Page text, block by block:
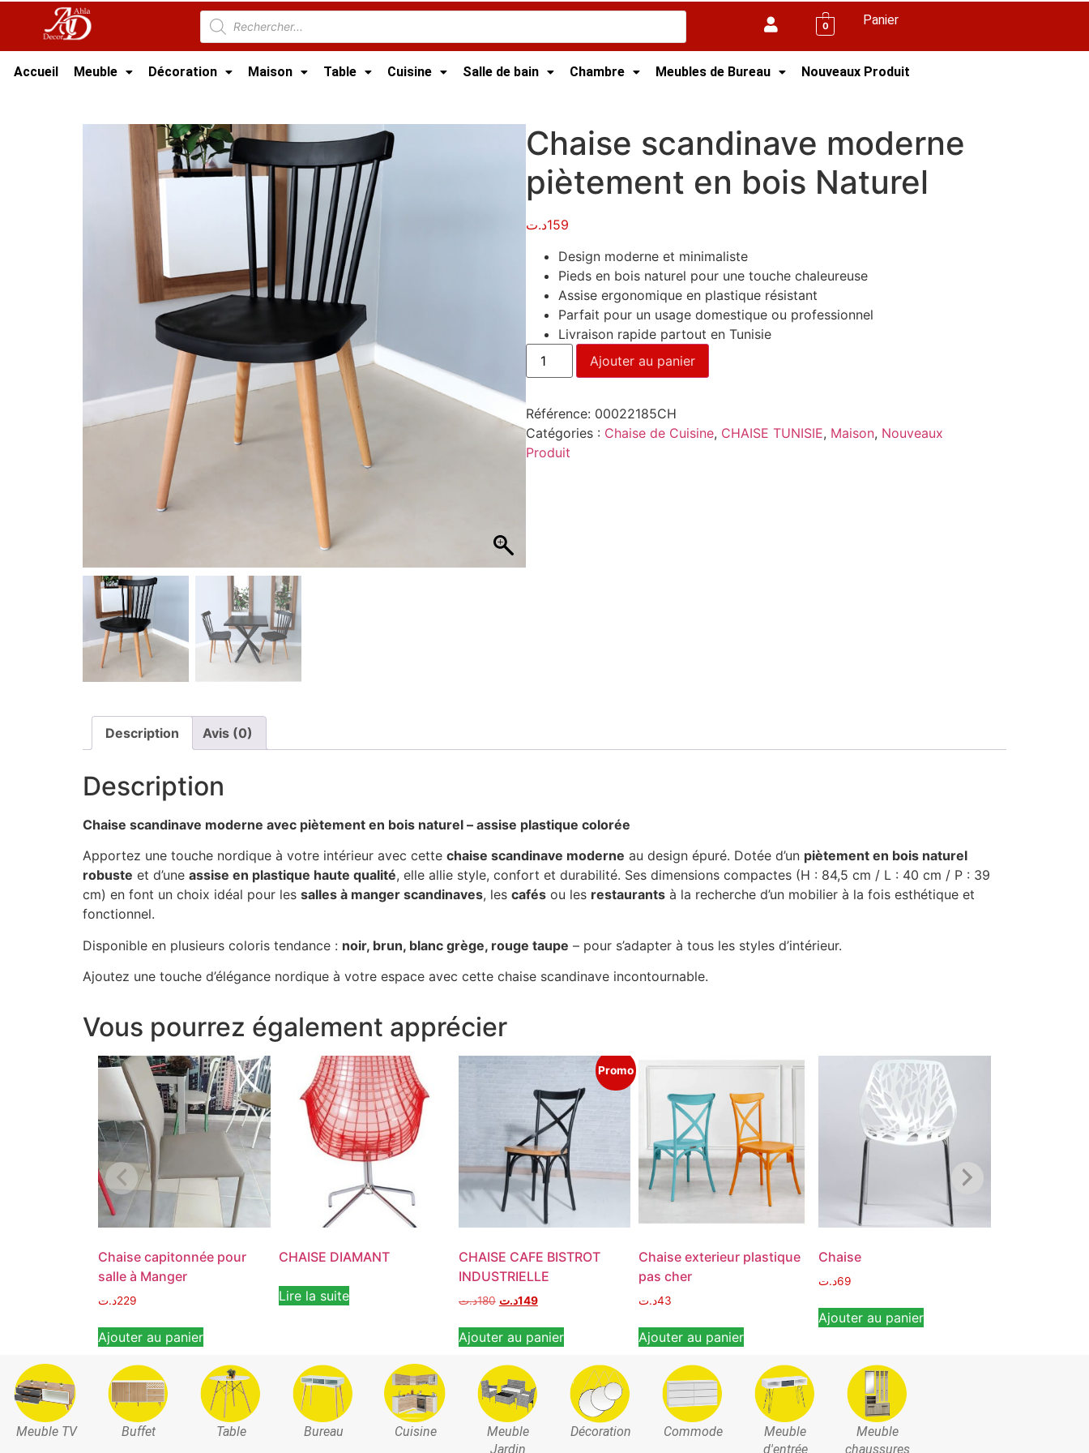
0 Panier
Accueil Meuble Décoration Maison Table Cuisine Salle de bain Chambre Meubles de Bureau Nouveaux Produit
Chaise scandinave moderne
piètement en bois Naturel
159د.ت
Design moderne et minimaliste
Pieds en bois naturel pour une touche chaleureuse
Assise ergonomique en plastique résistant
Parfait pour un usage domestique ou professionnel
Livraison rapide partout en Tunisie
Ajouter au panier
Référence: 00022185CH
Catégories : Chaise de Cuisine, CHAISE TUNISIE, Maison, Nouveaux
Produit
Description Avis (0)
Description
Chaise scandinave moderne avec piètement en bois naturel – assise plastique colorée
Apportez une touche nordique à votre intérieur avec cette chaise scandinave moderne au design épuré. Dotée d’un piètement en bois naturel
robuste et d’une assise en plastique haute qualité, elle allie style, confort et durabilité. Ses dimensions compactes (H : 84,5 cm / L : 40 cm / P : 39
cm) en font un choix idéal pour les salles à manger scandinaves, les cafés ou les restaurants à la recherche d’un mobilier à la fois esthétique et
fonctionnel.
Disponible en plusieurs coloris tendance : noir, brun, blanc grège, rouge taupe – pour s’adapter à tous les styles d’intérieur.
Ajoutez une touche d’élégance nordique à votre espace avec cette chaise scandinave incontournable.
Vous pourrez également apprécier
Chaise capitonnée pour
salle à Manger
229د.ت
Ajouter au panier
CHAISE DIAMANT
Lire la suite
Promo
CHAISE CAFE BISTROT
INDUSTRIELLE
180د.ت 149د.ت
Ajouter au panier
Chaise exterieur plastique
pas cher
43د.ت
Ajouter au panier
Chaise
69د.ت
Ajouter au panier
Meuble TV Buffet Table Bureau Cuisine
Meuble
Jardin
Décoration Commode
Meuble
d'entrée
Meuble
chaussures